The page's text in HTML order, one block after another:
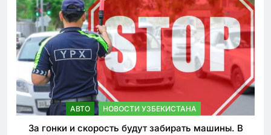
АВТО НОВОСТИ УЗБЕКИСТАНА
За гонки и скорость будут забирать машины. В